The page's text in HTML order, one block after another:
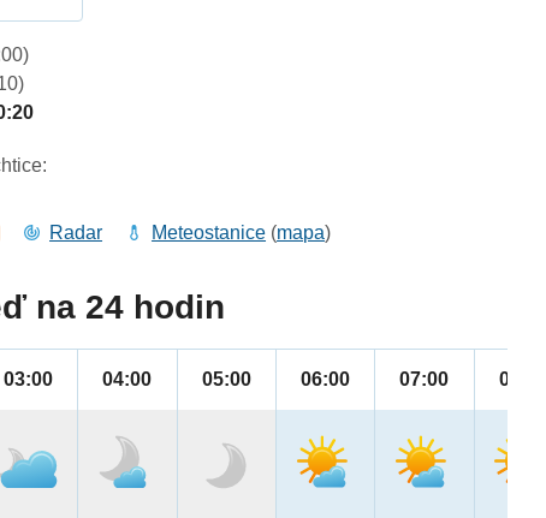
Radar Meteostanice (mapa)
na 24 hodin
03:00 04:00 05:00 06:00 07:00 08:00